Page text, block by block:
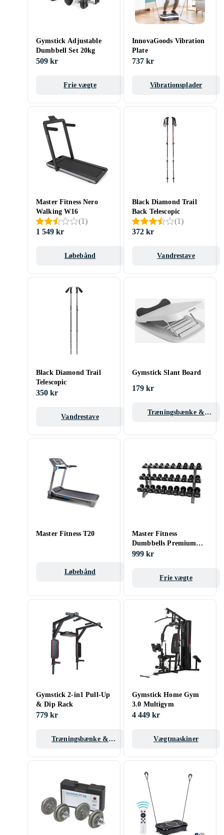
Gymstick Adjustable
Dumbbell Set 20kg
509 kr
Frie vægte
InnovaGoods Vibration
Plate
737 kr
Vibrationsplader
Master Fitness Nero
Walking W16
(1)
1 549 kr
Løbebånd
Black Diamond Trail
Back Telescopic
(1)
372 kr
Vandrestave
Black Diamond Trail
Telescopic
350 kr
Vandrestave
Gymstick Slant Board
179 kr
Træningsbænke &
Master Fitness T20
Løbebånd
Master Fitness
Dumbbells Premium
25kg
999 kr
Frie vægte
Gymstick 2-in1 Pull-Up
& Dip Rack
779 kr
Træningsbænke &
Gymstick Home Gym
3.0 Multigym
4 449 kr
Vægtmaskiner